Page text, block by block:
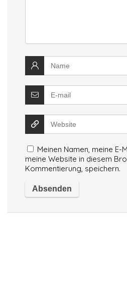
Meinen Namen, meine E-
meine Website in diesem
Kommentierung, speichern.